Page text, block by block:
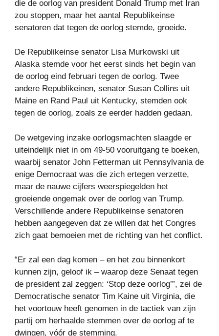
die de oorlog van president Donald Trump met Iran
zou stoppen, maar het aantal Republikeinse
senatoren dat tegen de oorlog stemde, groeide.
De Republikeinse senator Lisa Murkowski uit
Alaska stemde voor het eerst sinds het begin van
de oorlog eind februari tegen de oorlog. Twee
andere Republikeinen, senator Susan Collins uit
Maine en Rand Paul uit Kentucky, stemden ook
tegen de oorlog, zoals ze eerder hadden gedaan.
De wetgeving inzake oorlogsmachten slaagde er
uiteindelijk niet in om 49-50 vooruitgang te boeken,
waarbij senator John Fetterman uit Pennsylvania de
enige Democraat was die zich ertegen verzette,
maar de nauwe cijfers weerspiegelden het
groeiende ongemak over de oorlog van Trump.
Verschillende andere Republikeinse senatoren
hebben aangegeven dat ze willen dat het Congres
zich gaat bemoeien met de richting van het conflict.
“Er zal een dag komen – en het zou binnenkort
kunnen zijn, geloof ik – waarop deze Senaat tegen
de president zal zeggen: ‘Stop deze oorlog’”, zei de
Democratische senator Tim Kaine uit Virginia, die
het voortouw heeft genomen in de tactiek van zijn
partij om herhaalde stemmen over de oorlog af te
dwingen, vóór de stemming.